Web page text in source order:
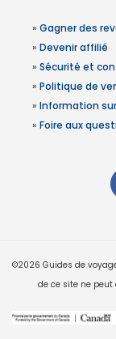
» Gagner des
» Devenir affilié
» Sécurité et
» Politique de
» Information
» Foire aux
©2026 Guides de
de ce site ne